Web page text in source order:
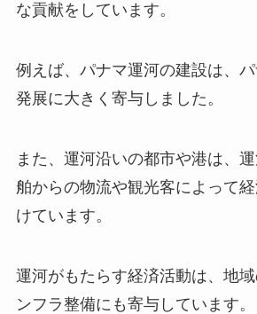
な貢献をしています。
例えば、パナマ運河の建設は、
発展に大きく寄与しました。
また、運河沿いの都市や港は、
舶からの物流や観光客によって
けています。
運河がもたらす経済活動は、地
ンフラ整備にも寄与しています。